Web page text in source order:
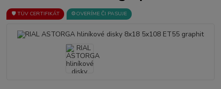
🛡️ TÜV CERTIFIKÁT ⚙️OVERÍME ČI PASUJE